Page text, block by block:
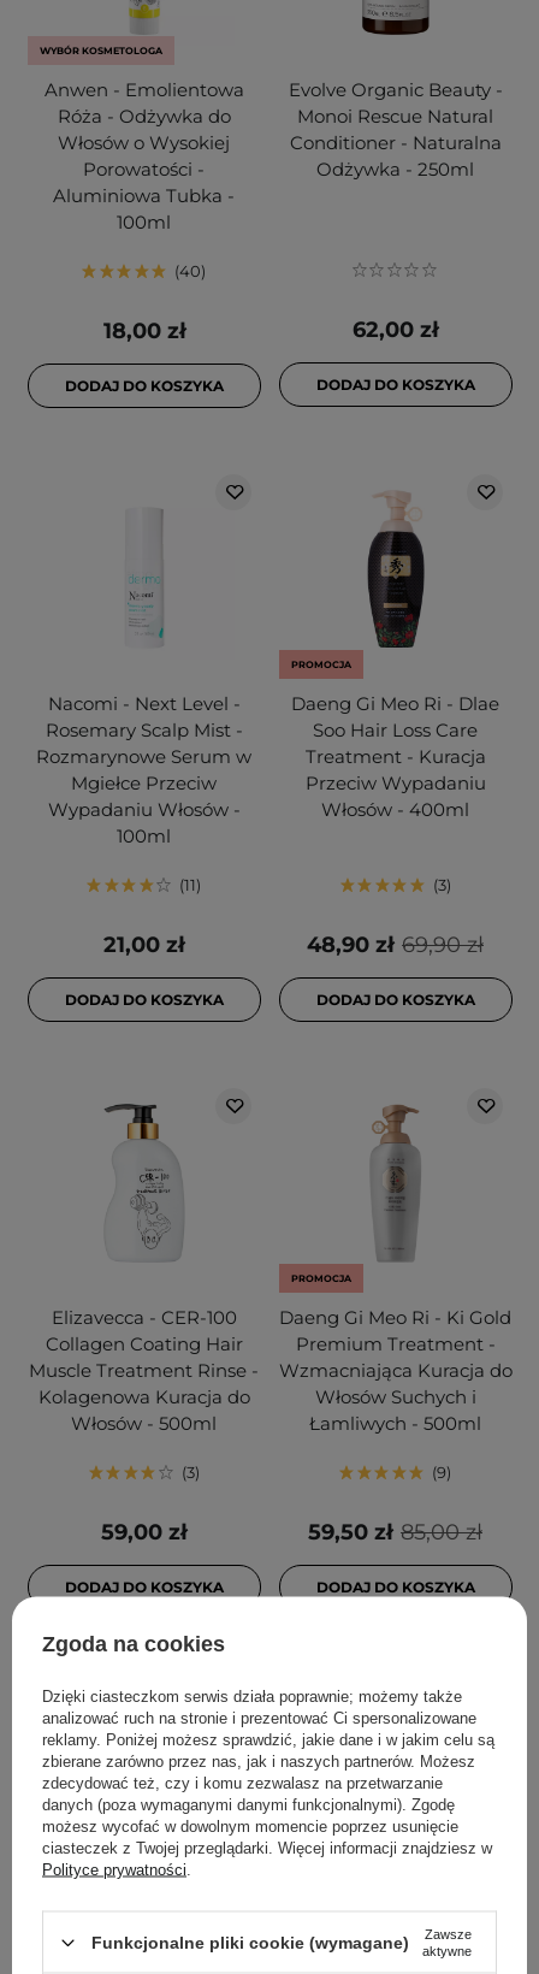
WYBÓR KOSMETOLOGA
Anwen - Emolientowa
Róża - Odżywka do
Włosów o Wysokiej
Porowatości -
Aluminiowa Tubka -
100ml
40
18,00 zł
DODAJ DO KOSZYKA
Evolve Organic Beauty -
Monoi Rescue Natural
Conditioner - Naturalna
Odżywka - 250ml
62,00 zł
DODAJ DO KOSZYKA
Nacomi - Next Level -
Rosemary Scalp Mist -
Rozmarynowe Serum w
Mgiełce Przeciw
Wypadaniu Włosów -
100ml
11
21,00 zł
DODAJ DO KOSZYKA
PROMOCJA
Daeng Gi Meo Ri - Dlae
Soo Hair Loss Care
Treatment - Kuracja
Przeciw Wypadaniu
Włosów - 400ml
3
69,90 zł
48,90 zł
DODAJ DO KOSZYKA
Elizavecca - CER-100
Collagen Coating Hair
Muscle Treatment Rinse -
Kolagenowa Kuracja do
Włosów - 500ml
3
59,00 zł
DODAJ DO KOSZYKA
PROMOCJA
Daeng Gi Meo Ri - Ki Gold
Premium Treatment -
Wzmacniająca Kuracja do
Włosów Suchych i
Łamliwych - 500ml
9
85,00 zł
59,50 zł
DODAJ DO KOSZYKA
PROMOCJA
Security Conditioner N-T -
Odżywka Chroniąca Kolor
Anwen - Humektantowa
Piwonia - Odżywka do
Włosów o Różnej
Zgoda na cookies
Dzięki ciasteczkom serwis działa poprawnie; możemy także
analizować ruch na stronie i prezentować Ci spersonalizowane
reklamy. Poniżej możesz sprawdzić, jakie dane i w jakim celu są
zbierane zarówno przez nas, jak i naszych partnerów. Możesz
zdecydować też, czy i komu zezwalasz na przetwarzanie
danych (poza wymaganymi danymi funkcjonalnymi). Zgodę
możesz wycofać w dowolnym momencie poprzez usunięcie
ciasteczek z Twojej przeglądarki. Więcej informacji znajdziesz w
Polityce prywatności
Funkcjonalne pliki cookie (wymagane)
Zawsze
aktywne